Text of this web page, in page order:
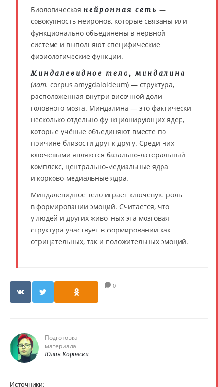
Биологическая нейронная сеть —
совокупность нейронов, которые связаны или
функционально объединены в нервной
системе и выполняют специфические
физиологические функции.
Миндалевидное тело, миндалина
(лат. corpus amygdaloideum) — структура,
расположенная внутри височной доли
головного мозга. Миндалина — это фактически
несколько отдельно функционирующих ядер,
которые учёные объединяют вместе по
причине близости друг к другу. Среди них
ключевыми являются базально-латеральный
комплекс, центрально-медиальные ядра
и корково-медиальные ядра.
Миндалевидное тело играет ключевую роль
в формировании эмоций. Считается, что
у людей и других животных эта мозговая
структура участвует в формировании как
отрицательных, так и положительных эмоций.
0
Подготовка
материала
Юлия Коровски
Источники: